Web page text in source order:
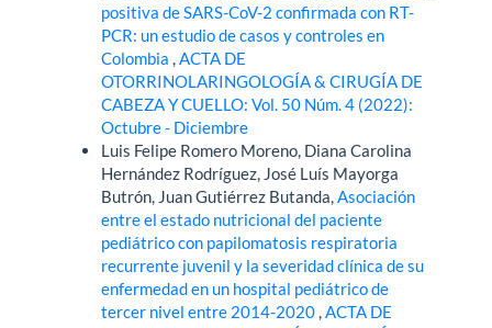
positiva de SARS-CoV-2 confirmada con RT-
PCR: un estudio de casos y controles en
Colombia,ACTA DE
OTORRINOLARINGOLOGÍA & CIRUGÍA DE
CABEZA Y CUELLO: Vol. 50 Núm. 4 (2022):
Octubre - Diciembre
Luis Felipe Romero Moreno, Diana Carolina
Hernández Rodríguez, José Luís Mayorga
Butrón, Juan Gutiérrez Butanda,Asociación
entre el estado nutricional del paciente
pediátrico con papilomatosis respiratoria
recurrente juvenil y la severidad clínica de su
enfermedad en un hospital pediátrico de
tercer nivel entre 2014-2020,ACTA DE